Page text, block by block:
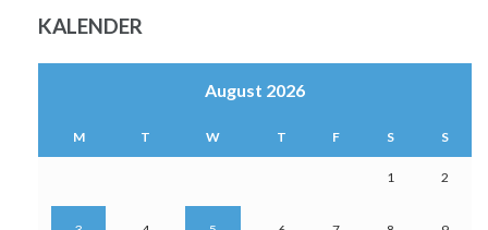
KALENDER
August 2026
M T W T F S S
1 2